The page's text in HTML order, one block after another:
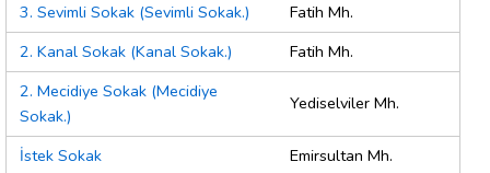
3. Sevimli Sokak (Sevimli Sokak.)
Fatih Mh.
2. Kanal Sokak (Kanal Sokak.)
Fatih Mh.
2. Mecidiye Sokak (Mecidiye
Sokak.)
Yediselviler Mh.
İstek Sokak
Emirsultan Mh.